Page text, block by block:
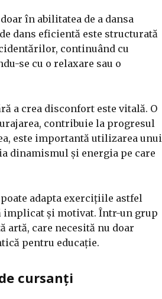
în abilitatea de a dansa
dans eficientă este structurată
continuând cu
se cu o relaxare sau o
a crea disconfort este vitală. O
contribuie la progresul
este importantă utilizarea unui
dinamismul și energia pe care
adapta exercițiile astfel
implicat și motivat. Într-un grup
artă, care necesită nu doar
pentru educație.
cursanți